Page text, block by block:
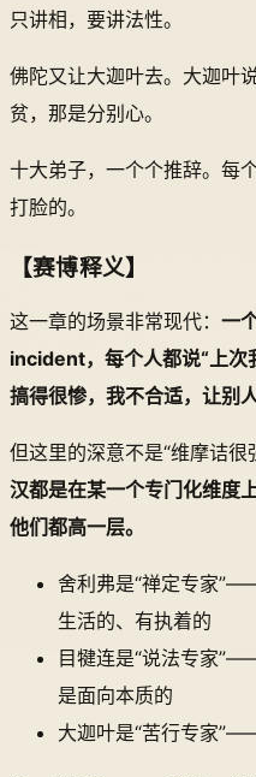
只讲相，要讲法性。
佛陀又让大迦叶去。大迦
贫，那是分别心。
十大弟子，一个个推辞。每
打脸的。
【赛博释义】
这一章的场景非常现代： 一
incident，每个人都说“上次
搞得很惨，我不合适，让别人
但这里的深意不是“维摩诘很
汉都是在某一个专门化维度
他们都高一层。
舍利弗是“禅定专家
生活的、有执着的
目犍连是“说法专家
是面向本质的
大迦叶是“苦行专家